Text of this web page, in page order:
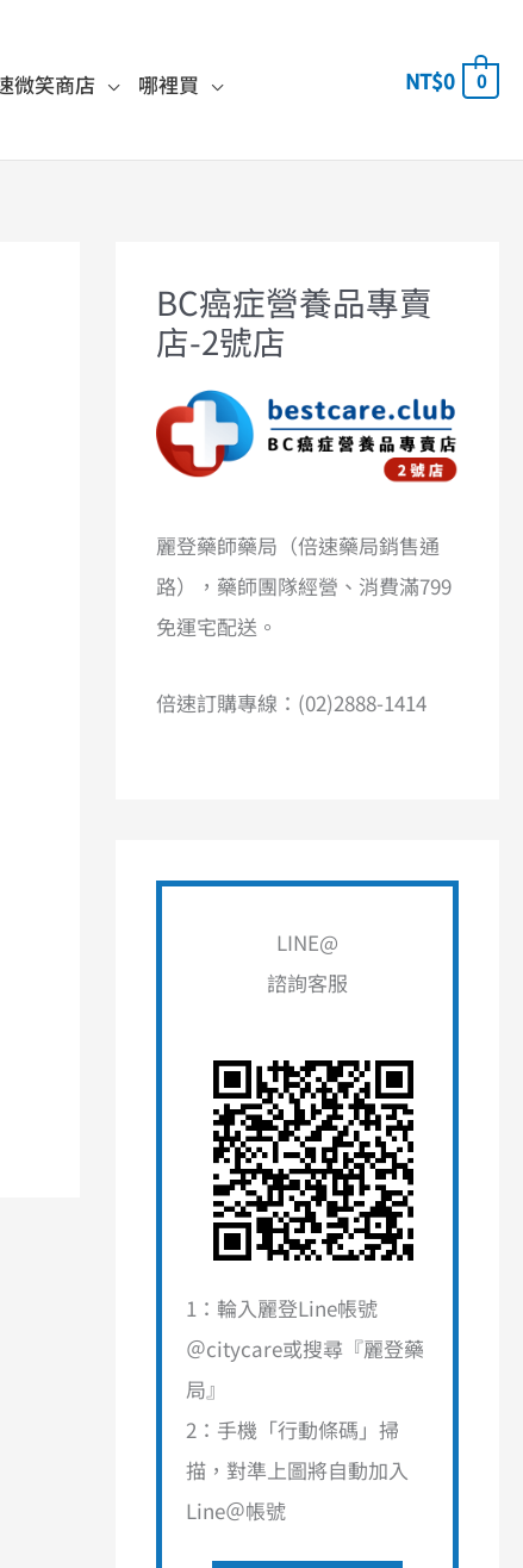
微笑商店 哪裡買 NT$0 0
BC癌症營養品專賣
店-2號店
麗登藥師藥局（倍速藥局銷售通
路），藥師團隊經營、消費滿799
免運宅配送。
倍速訂購專線：(02)2888-1414
LINE@
諮詢客服
1：輪入麗登Line帳號
＠citycare或搜尋『麗登藥
局』
2：手機「行動條碼」掃
描，對準上圖將自動加入
Line＠帳號